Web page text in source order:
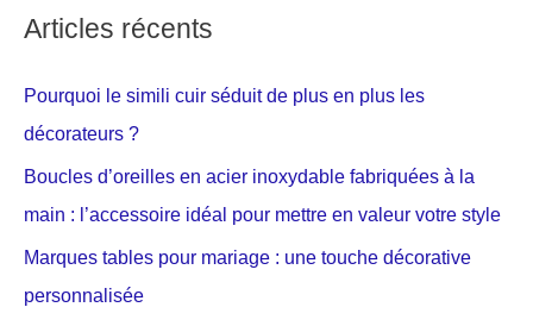
Articles récents
Pourquoi le simili cuir séduit de plus en plus les
décorateurs ?
Boucles d’oreilles en acier inoxydable fabriquées à la
main : l’accessoire idéal pour mettre en valeur votre style
Marques tables pour mariage : une touche décorative
personnalisée